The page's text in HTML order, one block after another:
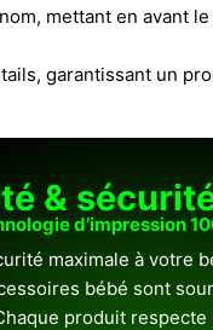
mettant en avant
garantissant un
&
d’impression
maximale à votre
bébé sont
produit